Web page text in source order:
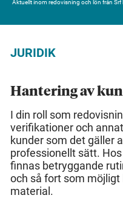
Aktuellt inom redovisning och lön från Srf
JURIDIK
Hantering av
I din roll som
verifikationer och
kunder som det gäller
professionellt sätt.
finnas betryggande
och så fort som
material.